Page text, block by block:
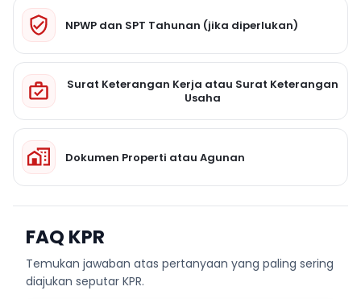
NPWP dan SPT Tahunan (jika diperlukan)
Surat Keterangan Kerja atau Surat Keterangan
Usaha
Dokumen Properti atau Agunan
FAQ KPR
Temukan jawaban atas pertanyaan yang paling sering
diajukan seputar KPR.